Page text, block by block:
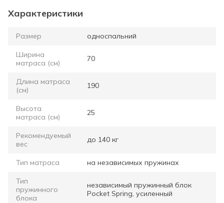
Характеристики
Размер односпальний
Ширина
матраса (см)
70
Длина матраса
(см)
190
Высота
матраса (см)
25
Рекомендуемый
вес
до 140 кг
Тип матраса на независимых пружинах
Тип
пружинного
блока
независимый пружинный блок
Pocket Spring, усиленный